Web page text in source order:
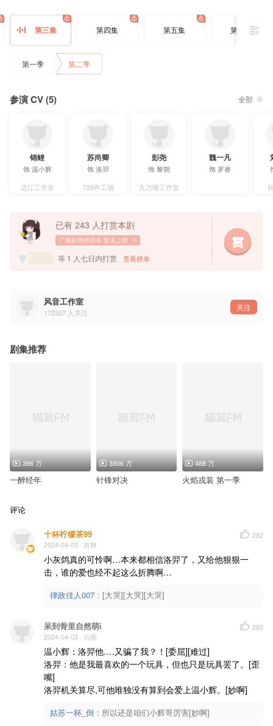
@水千丞 原著◆@猫耳FM 出品◆@风音工作室 制作◆现代广播剧《附加遗产》第二季◆
▶3月27日起♦每周三猫耳FM独家播出◀
✦staff✦
监制：桉树@流明观测
配音监制：子晗@天使小鱼鱼崽
录音师：康康 小卢@LyAmLe
✦cast✦
温小辉：锦鲤@217锦鲤
洛羿：苏尚卿@西呱双
黎朔：彭尧@彭尧-三途彼岸
罗睿：魏一凡@魏长歌v
参与配音：
阿风@Master阿风 风尘@风尘_FC 小神仙@小神仙是也 陆北@陆北Filix 施龙喆@景明吉吉 李
——猫耳FM独家播出，付费内容禁止二改、二传及商用——
第三集 第四集 第五集 第六集
第一季 第二季
参演 CV (5) 全部
锦鲤
饰温小辉
边江工作室
苏尚卿
饰洛羿
729声工场
彭尧
饰黎朔
九万哩工作室
魏一凡
饰 罗睿
已有 243 人打赏本剧
广播剧周榜排名 暂未上榜
等 1 人七日内打赏 查看榜单
风音工作室
172327 人关注
关注
剧集推荐
396 万
一醉经年
3806 万
针锋对决
488 万
火焰戎装 第一季
评论
十杯柠檬茶99
2024-04-03 · 吉林
282
小灰鸽真的可怜啊…本来都相信洛羿了，又给他狠狠一
击，谁的爱也经不起这么折腾啊…
律政佳人007 ： [大哭][大哭][大哭]
呆到骨里自然萌i
2024-04-03 · 云南
260
温小辉：洛羿他.…又骗了我？！[委屈][难过]
洛羿：他是我最喜欢的一个玩具，但也只是玩具罢了。[歪
嘴]
洛羿机关算尽,可他唯独没有算到会爱上温小辉。[妙啊]
姑苏一杯_倒 ： 所以还是咱们小辉哥厉害[妙啊]